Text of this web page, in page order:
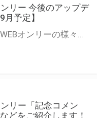
リー 今後のアップデ
予定】
とらのあなでは、WEBオンリーの様々な支援を実施しています。 今回は2021年9月に実装を予定しているアップデート情報についてご紹介いたします。 とらのあなWEBオンリーサイトはこちら
リー「記念コメン
どをご紹介します！